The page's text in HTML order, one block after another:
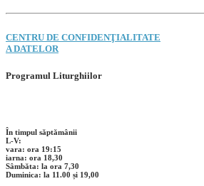
CENTRU DE CONFIDENŢIALITATE
A DATELOR
Programul Liturghiilor
În timpul săptămânii
L-V:
vara: ora 19:15
iarna: ora 18,30
Sâmbăta: la ora 7,30
Duminica: la 11.00 și 19,00